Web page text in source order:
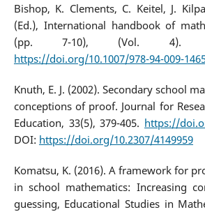
Bishop, K. Clements, C. Keitel, J.
(Ed.), International handbook of
(pp. 7-10), (Vol. 4).
https://doi.org/10.1007/978-94-009-
Knuth, E. J. (2002). Secondary school
conceptions of proof. Journal for
Education, 33(5), 379-405. https://
DOI: https://doi.org/10.2307/4149959
Komatsu, K. (2016). A framework for
in school mathematics: Increasing
guessing, Educational Studies in